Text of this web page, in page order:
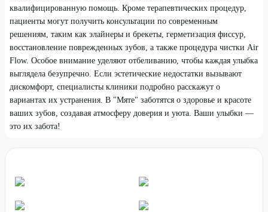
квалифицированную помощь. Кроме терапевтических процедур,
пациенты могут получить консультации по современным
решениям, таким как элайнеры и брекеты, герметизация фиссур,
восстановление поврежденных зубов, а также процедура чистки Air
Flow. Особое внимание уделяют отбеливанию, чтобы каждая улыбка
выглядела безупречно. Если эстетические недостатки вызывают
дискомфорт, специалисты клиники подробно расскажут о
вариантах их устранения. В "Мяте" заботятся о здоровье и красоте
ваших зубов, создавая атмосферу доверия и уюта. Ваши улыбки —
это их забота!